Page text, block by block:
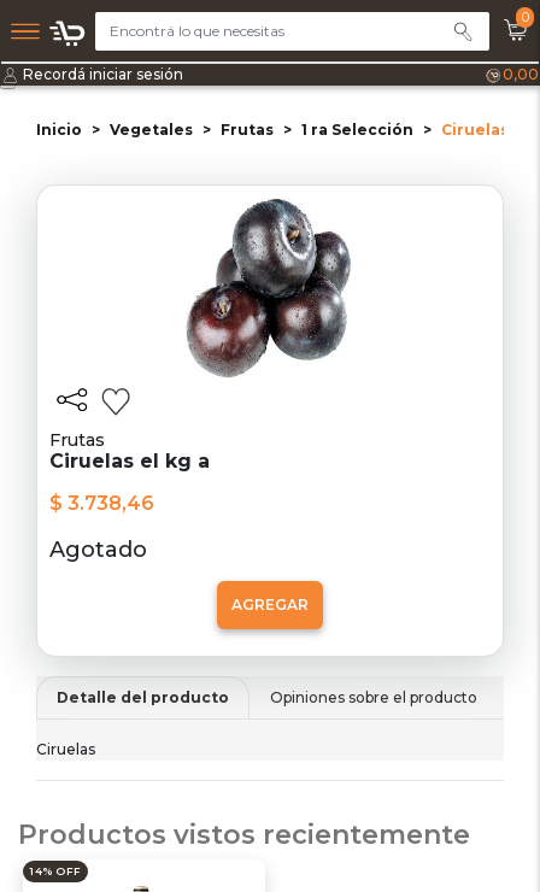
0
Recordá iniciar sesión 0,00
Inicio Vegetales Frutas 1 ra Selección Ciruelas el
Frutas
Ciruelas el kg a
$ 3.738,46
Agotado
AGREGAR
Detalle del producto Opiniones sobre el producto
Ciruelas
Productos vistos recientemente
14% OFF